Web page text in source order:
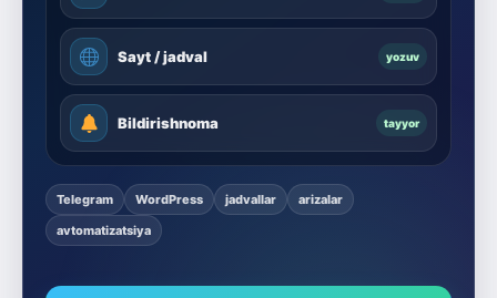
Sayt / jadval yozuv
Bildirishnoma tayyor
Telegram WordPress jadvallar
arizalar
avtomatizatsiya